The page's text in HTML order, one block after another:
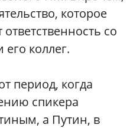
которое
со
коллег.
период, когда
спикера
а Путин, в